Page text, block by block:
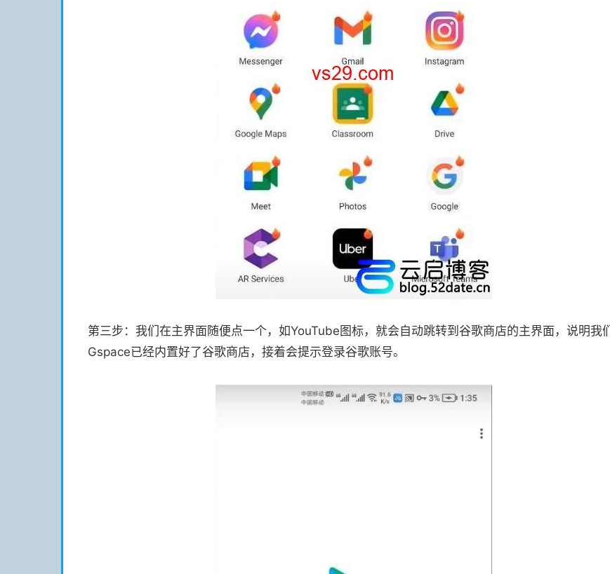
第三步：我们在主界面随便点一个，如YouTube图标，就会自动跳转到谷歌商店的主界面，说明我们
Gspace已经内置好了谷歌商店，接着会提示登录谷歌账号。